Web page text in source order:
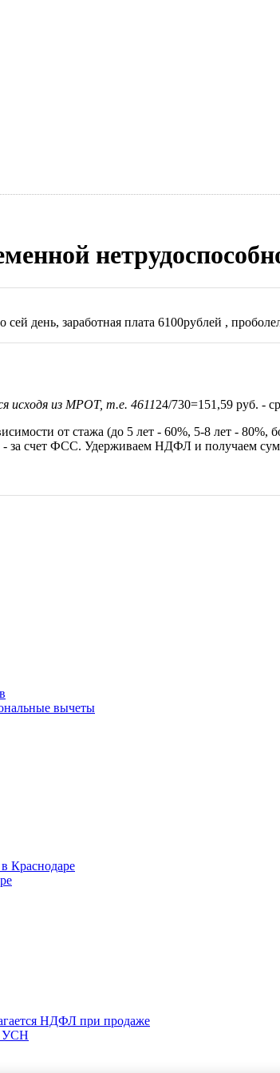
день, заработная плата 6100рублей ,
исходя из МРОТ, т.е. 461124/730=151,59 руб. -
от стажа (до 5 лет - 60%, 5-8 лет - 80%,
- за счет ФСС. Удерживаем НДФЛ и получаем
вычеты
в Краснодаре
НДФЛ при продаже
УСН